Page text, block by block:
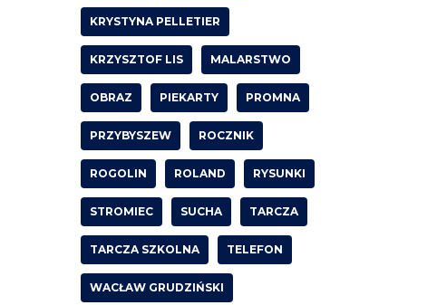
KRYSTYNA PELLETIER
KRZYSZTOF LIS MALARSTWO
OBRAZ PIEKARTY PROMNA
PRZYBYSZEW ROCZNIK
ROGOLIN ROLAND RYSUNKI
STROMIEC SUCHA TARCZA
TARCZA SZKOLNA TELEFON
WACŁAW GRUDZIŃSKI